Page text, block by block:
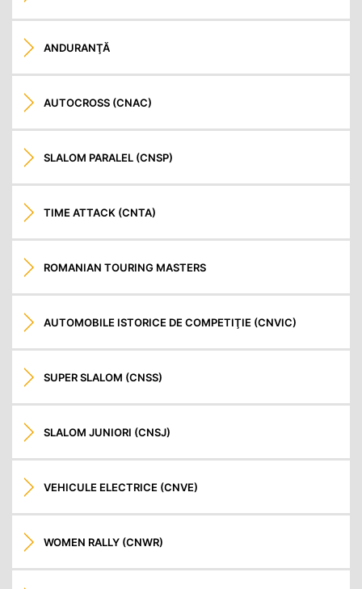
ANDURANŢĂ
AUTOCROSS (CNAC)
SLALOM PARALEL (CNSP)
TIME ATTACK (CNTA)
ROMANIAN TOURING MASTERS
AUTOMOBILE ISTORICE DE COMPETIŢIE (CNVIC)
SUPER SLALOM (CNSS)
SLALOM JUNIORI (CNSJ)
VEHICULE ELECTRICE (CNVE)
WOMEN RALLY (CNWR)